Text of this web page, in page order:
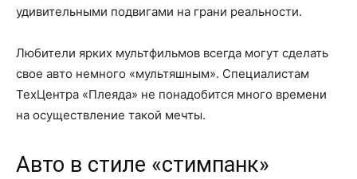
удивительными подвигами на грани реальности.
Любители ярких мультфильмов всегда могут сделать
свое авто немного «мультяшным». Специалистам
ТехЦентра «Плеяда» не понадобится много времени
на осуществление такой мечты.
Авто в стиле «стимпанк»